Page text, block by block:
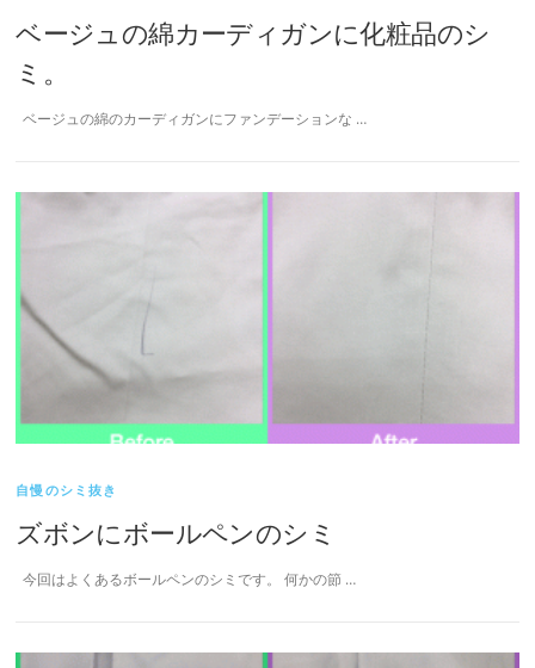
ベージュの綿カーディガンに化粧品のシ
ミ。
ベージュの綿のカーディガンにファンデーションな …
自慢のシミ抜き
ズボンにボールペンのシミ
今回はよくあるボールペンのシミです。 何かの節 …